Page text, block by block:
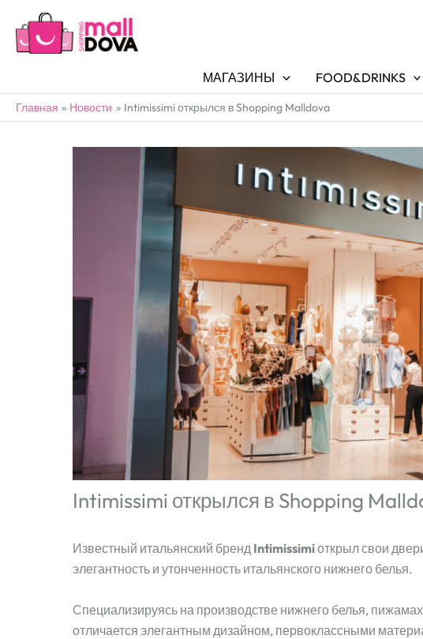
МАГАЗИНЫ FOOD&DRINKS
Главная Новости Intimissimi открылся в Shopping Malldova
Intimissimi открылся в Shopping
Известный итальянский бренд Intimissimiоткрыл свои
элегантность и утонченность итальянского нижнего белья.
Специализируясь на производстве нижнего белья,
отличается элегантным дизайном, первоклассными